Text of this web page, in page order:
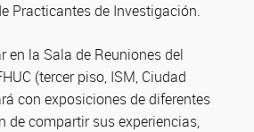
Practicantes de Investigación.
en la Sala de Reuniones del
(tercer piso, ISM, Ciudad
con exposiciones de diferentes
de compartir sus experiencias,